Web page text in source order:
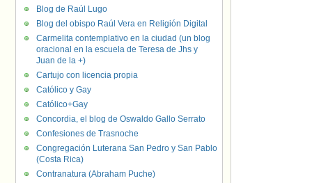
Blog de Raúl Lugo
Blog del obispo Raúl Vera en Religión Digital
Carmelita contemplativo en la ciudad (un blog
oracional en la escuela de Teresa de Jhs y
Juan de la +)
Cartujo con licencia propia
Católico y Gay
Católico+Gay
Concordia, el blog de Oswaldo Gallo Serrato
Confesiones de Trasnoche
Congregación Luterana San Pedro y San Pablo
(Costa Rica)
Contranatura (Abraham Puche)